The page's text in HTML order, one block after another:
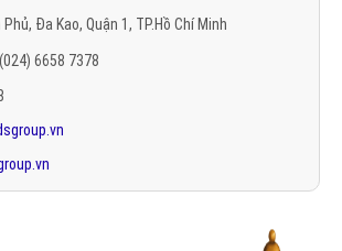
Đa Kao, Quận 1, TP.Hồ Chí Minh
6658 7378